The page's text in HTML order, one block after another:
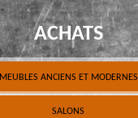
ACHATS
MEUBLES ANCIENS ET MODERNES
SALONS